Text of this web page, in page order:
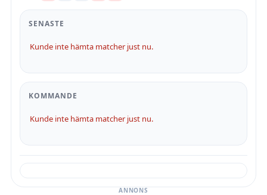
SENASTE
Kunde inte hämta matcher just nu.
KOMMANDE
Kunde inte hämta matcher just nu.
ANNONS